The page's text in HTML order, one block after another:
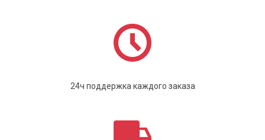
24ч поддержка каждого заказа